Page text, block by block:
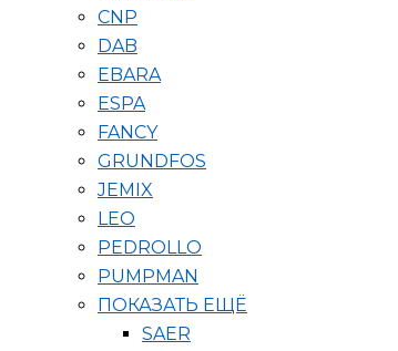
CNP
DAB
EBARA
ESPA
FANCY
GRUNDFOS
JEMIX
LEO
PEDROLLO
PUMPMAN
ПОКАЗАТЬ ЕЩЁ
SAER